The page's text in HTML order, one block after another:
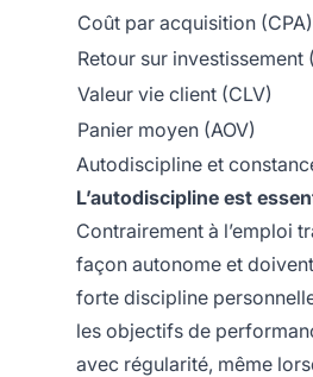
Coût par acquisition (CPA)
Retour sur investissement
Valeur vie client (CLV)
Panier moyen (AOV)
Autodiscipline et
L’autodiscipline est
Contrairement à l’emploi
façon autonome et
forte discipline
les objectifs de
avec régularité, même